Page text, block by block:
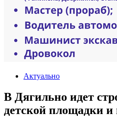
Актуально
В Дягильно идет
детской площадки и